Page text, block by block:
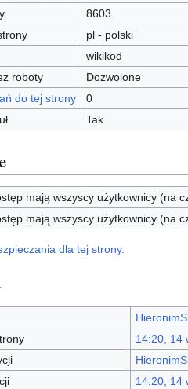
8603
pl - polski
wikikod
roboty
Dozwolone
do tej strony
0
Tak
mają wszyscy użytkownicy (na
mają wszyscy użytkownicy (na
dla tej strony.
14:20, 14
14:20, 14